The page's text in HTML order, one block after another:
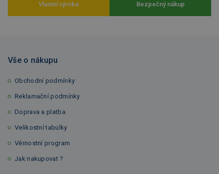
Vlastní výroba Bezpečný nákup
Vše o nákupu
Obchodní podmínky
Reklamační podmínky
Doprava a platba
Velikostní tabulky
Věrnostní program
Jak nakupovat ?